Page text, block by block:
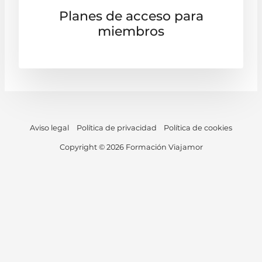
Planes de acceso para
miembros
Aviso legal Política de privacidad Política de cookies
Copyright © 2026 Formación Viajamor